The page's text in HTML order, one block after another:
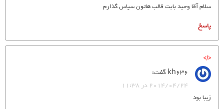
سلام آقا وحید بابت قالب هاتون سپاس گذارم
پاسخ
kh636گفت:
2014/04/24 در 11:38
زیبا بود